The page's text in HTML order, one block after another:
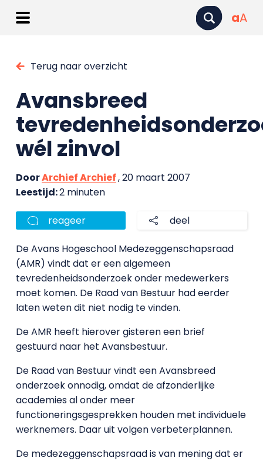
aA
Terug naar overzicht
Avansbreed
wél zinvol
DoorArchief Archief, 20 maart 2007
Leestijd:2 minuten
reageer deel
De Avans Hogeschool Medezeggenschapsraad
(AMR) vindt dat er een algemeen
tevredenheidsonderzoek onder medewerkers
moet komen. De Raad van Bestuur had eerder
laten weten dit niet nodig te vinden.
De AMR heeft hierover gisteren een brief
gestuurd naar het Avansbestuur.
De Raad van Bestuur vindt een Avansbreed
onderzoek onnodig, omdat de afzonderlijke
academies al onder meer
functioneringsgesprekken houden met individuele
werknemers. Daar uit volgen verbeterplannen.
De medezeggenschapsraad is van mening dat er